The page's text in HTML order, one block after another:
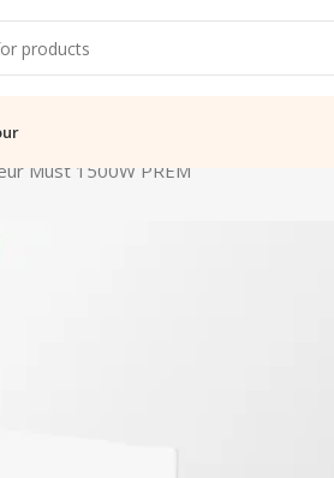
Must 1500W PREM